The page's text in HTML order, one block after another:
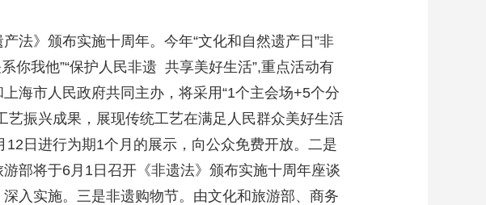
法》颁布实施十周年。今年“文化和自然遗产日”非
你我他”“保护人民非遗 共享美好生活”,重点活动有
海市人民政府共同主办，将采用“1个主会场+5个分
振兴成果，展现传统工艺在满足人民群众美好生活
日进行为期1个月的展示，向公众免费开放。二是
部将于6月1日召开《非遗法》颁布实施十周年座谈
入实施。三是非遗购物节。由文化和旅游部、商务